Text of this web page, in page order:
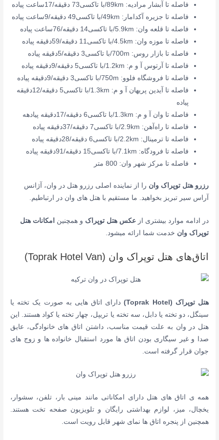
فاصله تا آبشار مرادیه: 89km/با تاکسی73 دقیقه/17ساعت پیاده
فاصله تا جزیره آکدامار: 49km/با تاکسی49 دقیقه/9ساعت پیاده
فاصله تا قلعه وان: 5.9km/با تاکسی14 دقیقه/76ساعت پیاده
فاصله تا موزه وان: 4.5km/با تاکسی11 دقیقه/59دقیقه پیاده
فاصله تا بازار روس: 700m/با تاکسی3 دقیقه/5دقیقه پیاده
فاصله تا آرتوس آ و م: 1.2km/با تاکسی5 دقیقه/9دقیقه پیاده
فاصله تا فروشگاه فلوو: 750m/با تاکسی3 دقیقه/9دقیقه پیاده
فاصله تا آیدین پریهان آ و م: 1.3km/با تاکسی5 دقیقه/12دقیقه
پیاده
فاصله تا وان آ و م: 1.3km/با تاکسی6 دقیقه/17دقیقه پیادهه
فاصله تا راه‌آهن: 2.9km/با تاکسی7 دقیقه/37دقیقه پیاده
فاصله تا ترمینال: 2.2km/با تاکسی6 دقیقه/28دقیقه پیاده
فاصله تا فرودگاه: 7.1km/با تاکسی15 دقیقه/91دقیقه پیاده
فاصله تا مرکز شهر وان: 800 متر
رزرو هتل توپراک وان را از نماینده اصلی رزرو هتل در وان، آژانس
آراس سیر تبریز بخواهید. ما مستقیم با هتل های وان در ارتباطیم.
در ادامه موارد بیشتری ازعکس هتل توپراک و همچنین
امکانات هتل
توپراک وان خدمت شما ارائه میشود.
اتاق‌های هتل توپراک وان (Toprak Hotel Van)
هتل توپراک (Toprak Hotel)
دارای اتاق هایی به صورت یک تخته یا
سینگل، دو تخته یا دابل، سه تخته یا تریپل، چهار تخته یا کواد هستند. این
هتل در وان به علت قیمت مناسب، داشتن اتاق های خانوادگی، عایق
صدا و غیر سیگاری بودن اتاق ها مورد استقبال خانواده ها و زوج های
جوان قرار گرفته است.
همه ی اتاق های هتل دارای ا مکاناتی مانند مینی بار، تلفن، سشوار،
یخچال، میز، لوازم بهداشتی رایگان و تلویزیون صفحه تخت هستند.
همچنین
از پنجره اتاق ها نمای شهر قابل رویت است.